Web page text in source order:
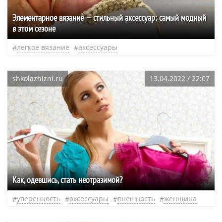
Элементарное вязание — стильный аксессуар: самый модный
в этом сезоне
легкое вязание аксессуары
shkolazhizni.ru 13.04.2022 / 22:07
Как, одевшись, стать неотразимой?
уверенность аксессуары внешность женщина